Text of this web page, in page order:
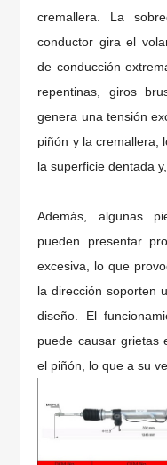
cremallera. La
conductor gira el
de conducción
repentinas, giros
genera una tensión
piñón y la cremallera,
la superficie dentada
Además, algunas
pueden presentar
excesiva, lo que
la dirección soporten
diseño. El
puede causar grietas
el piñón, lo que a su